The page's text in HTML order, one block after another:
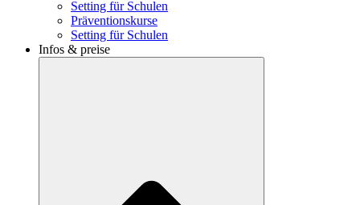
Setting für Schulen
Präventionskurse
Setting für Schulen
Infos & preise